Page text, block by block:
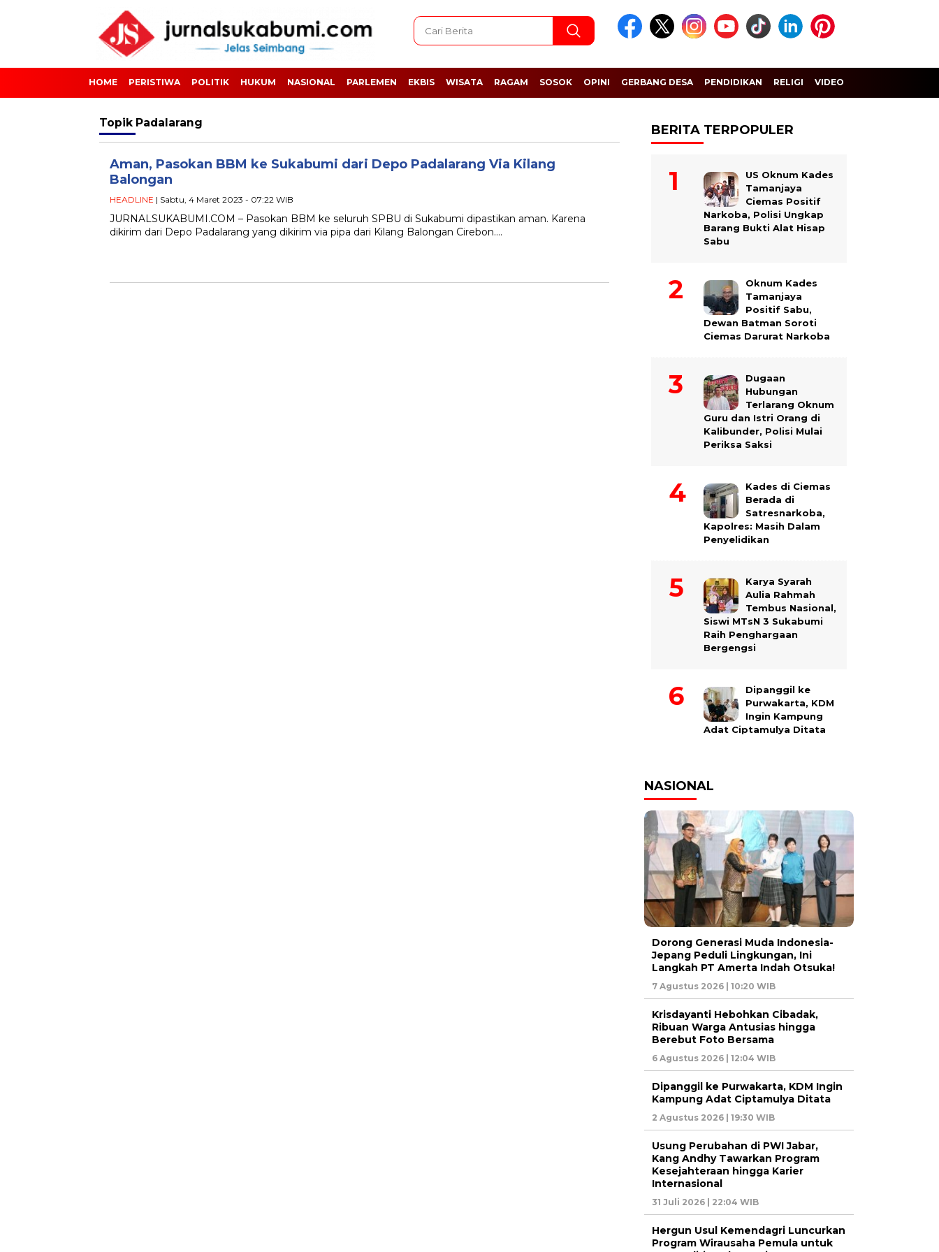
HOME PERISTIWA POLITIK HUKUM NASIONAL PARLEMEN EKBIS WISATA RAGAM SOSOK OPINI GERBANG DESA PENDIDIKAN RELIGI VIDEO
Topik Padalarang
Aman, Pasokan BBM ke Sukabumi dari Depo Padalarang Via Kilang
Balongan
HEADLINE | Sabtu, 4 Maret 2023 - 07:22 WIB
JURNALSUKABUMI.COM – Pasokan BBM ke seluruh SPBU di Sukabumi dipastikan aman. Karena
dikirim dari Depo Padalarang yang dikirim via pipa dari Kilang Balongan Cirebon….
BERITA TERPOPULER
US Oknum Kades
Tamanjaya
Ciemas Positif
Narkoba, Polisi Ungkap
Barang Bukti Alat Hisap
Sabu
Oknum Kades
Tamanjaya
Positif Sabu,
Dewan Batman Soroti
Ciemas Darurat Narkoba
Dugaan
Hubungan
Terlarang Oknum
Guru dan Istri Orang di
Kalibunder, Polisi Mulai
Periksa Saksi
Kades di Ciemas
Berada di
Satresnarkoba,
Kapolres: Masih Dalam
Penyelidikan
Karya Syarah
Aulia Rahmah
Tembus Nasional,
Siswi MTsN 3 Sukabumi
Raih Penghargaan
Bergengsi
Dipanggil ke
Purwakarta, KDM
Ingin Kampung
Adat Ciptamulya Ditata
NASIONAL
Dorong Generasi Muda Indonesia-
Jepang Peduli Lingkungan, Ini
Langkah PT Amerta Indah Otsuka!
7 Agustus 2026 | 10:20 WIB
Krisdayanti Hebohkan Cibadak,
Ribuan Warga Antusias hingga
Berebut Foto Bersama
6 Agustus 2026 | 12:04 WIB
Dipanggil ke Purwakarta, KDM Ingin
Kampung Adat Ciptamulya Ditata
2 Agustus 2026 | 19:30 WIB
Usung Perubahan di PWI Jabar,
Kang Andhy Tawarkan Program
Kesejahteraan hingga Karier
Internasional
31 Juli 2026 | 22:04 WIB
Hergun Usul Kemendagri Luncurkan
Program Wirausaha Pemula untuk